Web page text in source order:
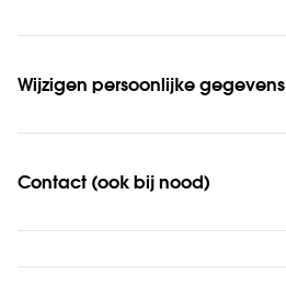
Wijzigen persoonlijke gegevens
Contact (ook bij nood)